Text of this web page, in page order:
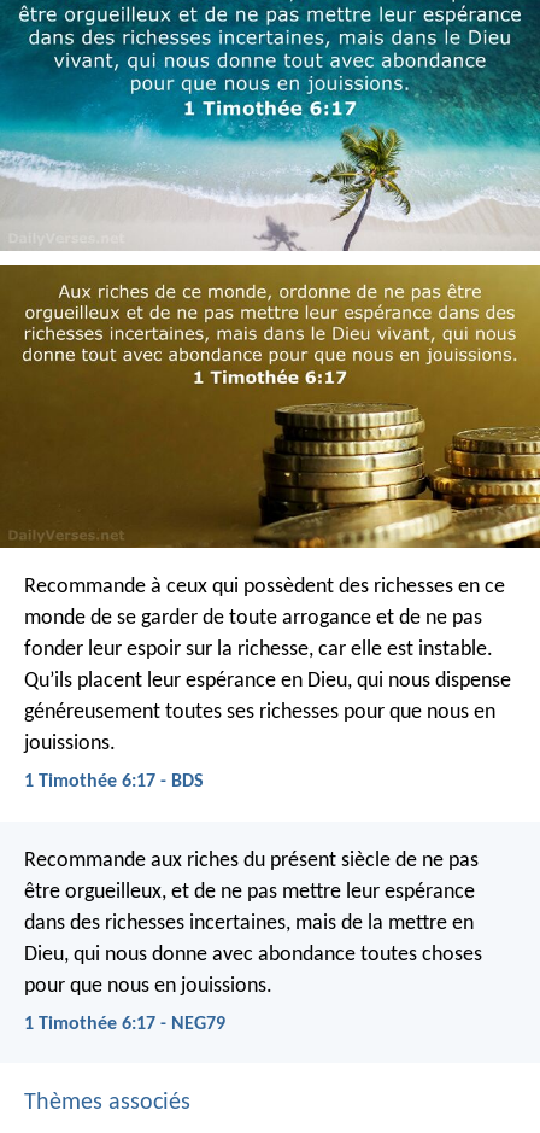
Recommande à ceux qui possèdent des richesses en ce
monde de se garder de toute arrogance et de ne pas
fonder leur espoir sur la richesse, car elle est instable.
Qu’ils placent leur espérance en Dieu, qui nous dispense
généreusement toutes ses richesses pour que nous en
jouissions.
1 Timothée 6:17 - BDS
Recommande aux riches du présent siècle de ne pas
être orgueilleux, et de ne pas mettre leur espérance
dans des richesses incertaines, mais de la mettre en
Dieu, qui nous donne avec abondance toutes choses
pour que nous en jouissions.
1 Timothée 6:17 - NEG79
Thèmes associés